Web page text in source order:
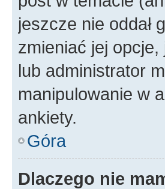
jeszcze nie oddał
zmieniać jej opcje,
lub administrator
manipulowanie w
ankiety.
Góra
Dlaczego nie